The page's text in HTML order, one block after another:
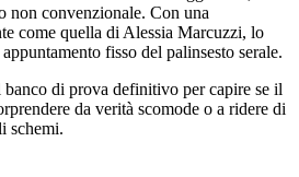
non convenzionale. Con una
come quella di Alessia Marcuzzi, lo
fisso del palinsesto serale.
banco di prova definitivo per capire se il
da verità scomode o a ridere di
schemi.